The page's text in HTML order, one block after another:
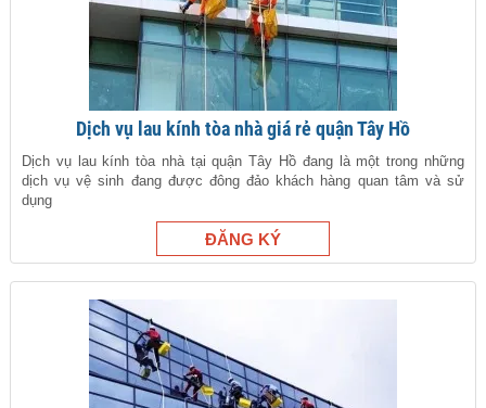
Dịch vụ lau kính tòa nhà giá rẻ quận Tây Hồ
Dịch vụ lau kính tòa nhà tại quận Tây Hồ đang là một trong những
dịch vụ vệ sinh đang được đông đảo khách hàng quan tâm và sử
dụng